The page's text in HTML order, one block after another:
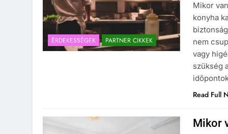
ÉRDEKESSÉGEK PARTNER CIKKEK
Mikor
konyha
nem
vagy
szükség
Read Full
Mikor